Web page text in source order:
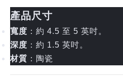
產品尺寸
寬度 ：約 4.5 至 5 英吋。
深度 ：約 1.5 英吋。
材質 ：陶瓷